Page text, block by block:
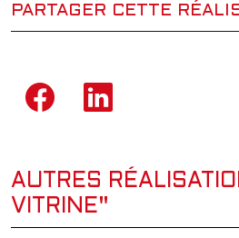
PARTAGER CETTE
AUTRES
VITRINE"